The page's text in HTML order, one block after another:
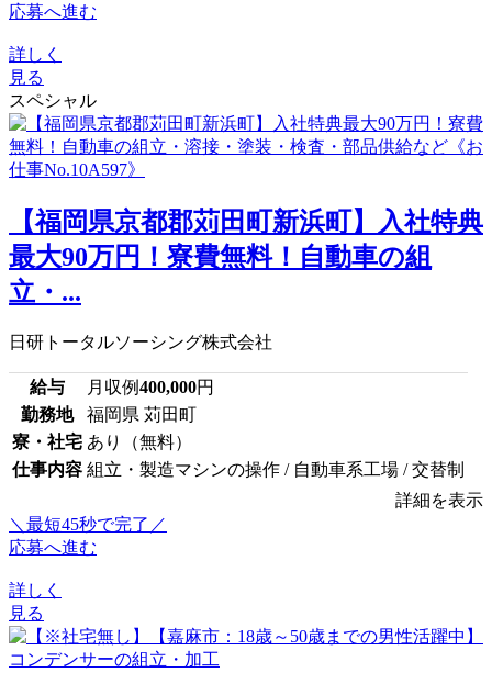
応募へ進む
詳しく
見る
スペシャル
【福岡県京都郡苅田町新浜町】入社特典
最大90万円！寮費無料！自動車の組
立・...
日研トータルソーシング株式会社
給与 月収例400,000円
勤務地
福岡県 苅田町
寮・社宅 あり（無料）
仕事内容 組立・製造マシンの操作 / 自動車系工場 / 交替制
詳細を表示
＼最短45秒で完了／
応募へ進む
詳しく
見る